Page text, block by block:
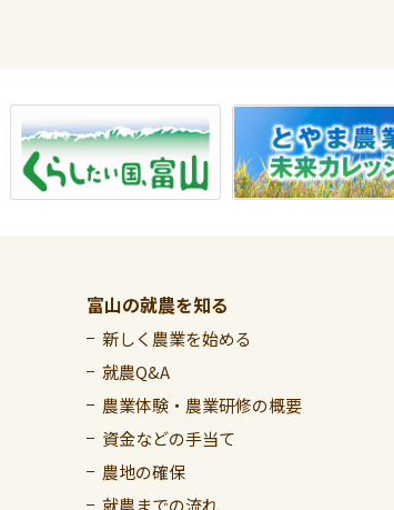
富山の就農を知る
新しく農業を始める
就農Q&A
農業体験・農業研修の概要
資金などの手当て
農地の確保
就農までの流れ